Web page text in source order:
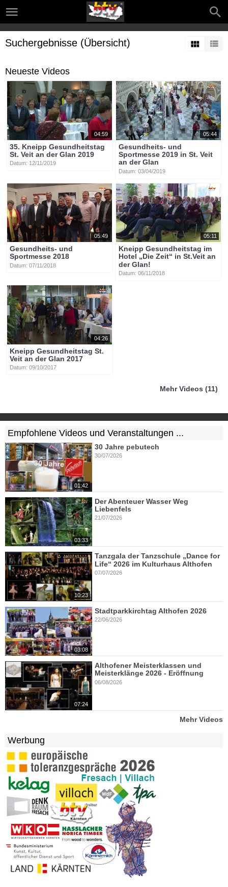
Suchergebnisse (Übersicht)
Neueste Videos
04:59
35. Kneipp Gesundheitstag
St. Veit an der Glan 2019
Datum: 12/11/2019
05:44
Gesundheits- und
Sportmesse 2019 in St. Veit
an der Glan
Datum: 03/04/2019
05:49
Gesundheits- und
Sportmesse 2018
Datum: 07/11/2018
05:11
Kneipp Gesundheitstag im
Hotel „Die Zeit“ in St.Veit an
der Glan!
Datum: 06/11/2018
04:26
Kneipp Gesundheitstag St.
Veit an der Glan 2017
Datum: 09/10/2017
Mehr Videos (11)
Empfohlene Videos und Veranstaltungen ...
01:42
30 Jahre pebutech
30/07/2026
03:33
Der Abenteuer Wasser Weg
Liebenfels
21/07/2026
10:23
Tanzgala der Tanzschule „Dance for
Life“ 2026 im Kulturhaus Althofen
07/07/2026
03:08
Stadtparkkirchtag Althofen 2026
22/06/2026
07:24
Althofener Meisterklassen und
Meisterklänge 2026 - Eröffnung
06/08/2026
Mehr Videos
Werbung